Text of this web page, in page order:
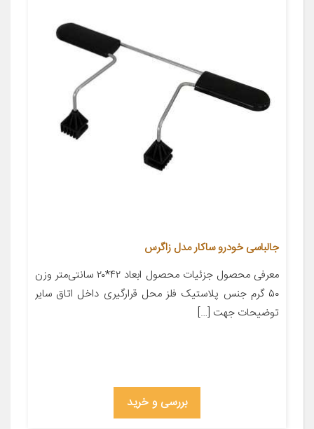
جالباسی خودرو ساکار مدل زاگرس
معرفی محصول جزئیات محصول ابعاد ۴۲*۲۰ سانتی‌متر وزن
۵۰ گرم جنس پلاستیک فلز محل قرارگیری داخل اتاق سایر
توضیحات جهت […]
بررسی و خرید